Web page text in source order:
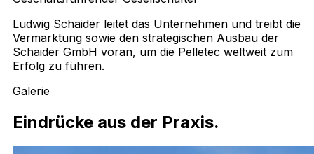
Ludwig Schaider leitet das Unternehmen und treibt die
Vermarktung sowie den strategischen Ausbau der
Schaider GmbH voran, um die Pelletec weltweit zum
Erfolg zu führen.
Galerie
Eindrücke aus der Praxis.